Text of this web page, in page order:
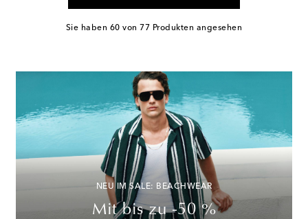
Sie haben 60 von 77 Produkten angesehen
NEU IM SALE: BEACHWEAR
Mit bis zu -50 %